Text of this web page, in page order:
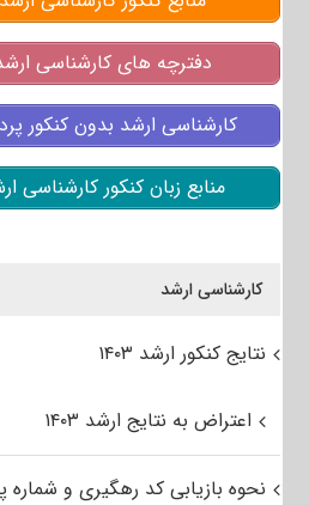
دفترچه های کارشناسی
کارشناسی ارشد بدون کنکور
منابع زبان کنکور کارشناسی
کارشناسی ارشد
نتایج کنکور ارشد ۱۴۰۳
اعتراض به نتایج ارشد ۱۴۰۳
نحوه بازیابی کد رهگیری و شماره